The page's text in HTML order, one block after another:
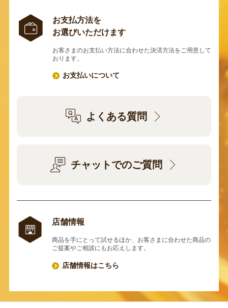
お支払方法を
お選びいただけます
お客さまのお支払い方法に合わせた決済方法をご用意して
おります。
お支払いについて
よくある質問
チャットでのご質問
店舗情報
商品を手にとって試せるほか、お客さまに合わせた商品の
ご提案やご相談にもお応えします。
店舗情報はこちら